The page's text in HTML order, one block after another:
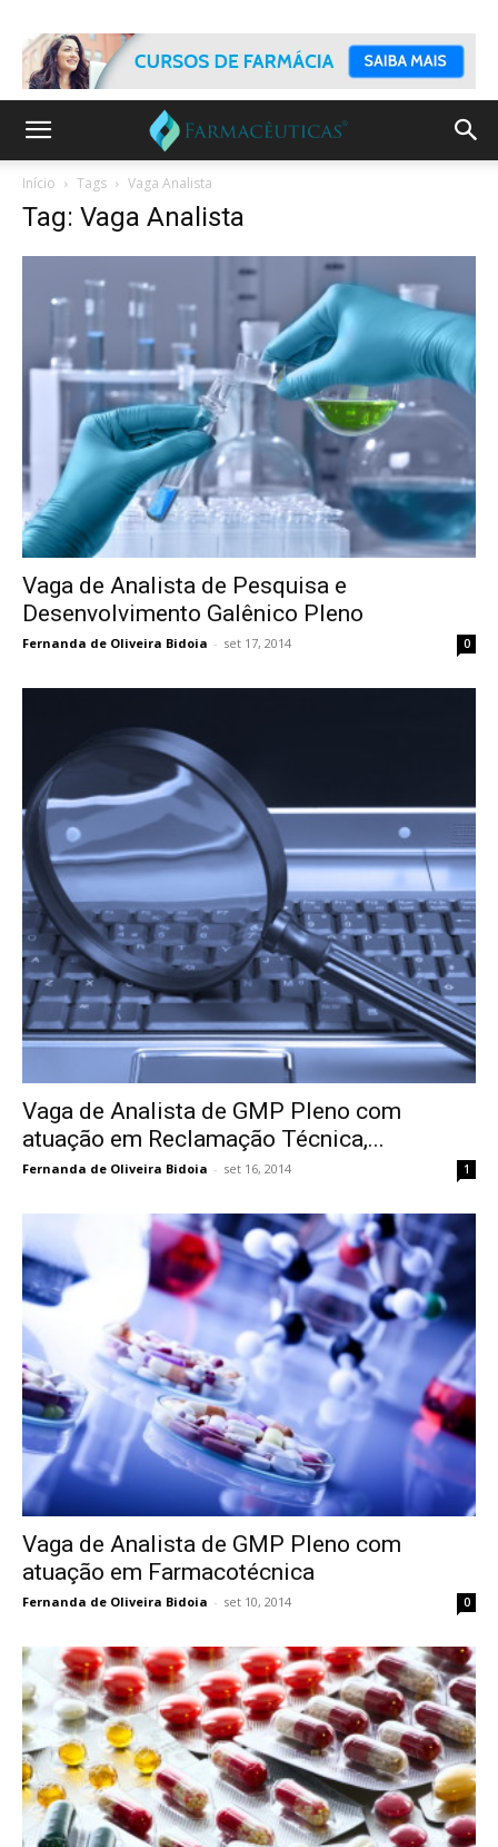
Início Tags Vaga Analista
Tag: Vaga Analista
Vaga de Analista de Pesquisa e
Desenvolvimento Galênico Pleno
Fernanda de Oliveira Bidoia - set 17, 2014 0
Vaga de Analista de GMP Pleno com
atuação em Reclamação Técnica,...
Fernanda de Oliveira Bidoia - set 16, 2014 1
Vaga de Analista de GMP Pleno com
atuação em Farmacotécnica
Fernanda de Oliveira Bidoia - set 10, 2014 0